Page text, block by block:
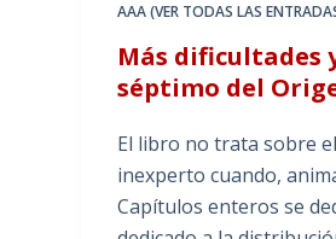
AAA (VER TODAS LAS
Más dificultades
séptimo del
El libro no trata sobre
inexperto cuando,
Capítulos enteros se